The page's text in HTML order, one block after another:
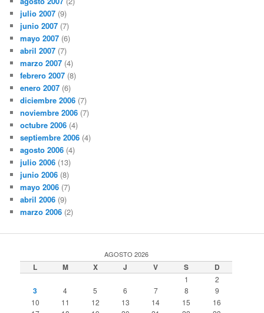
julio 2007 (9)
junio 2007 (7)
mayo 2007 (6)
abril 2007 (7)
marzo 2007 (4)
febrero 2007 (8)
enero 2007 (6)
diciembre 2006 (7)
noviembre 2006 (7)
octubre 2006 (4)
septiembre 2006 (4)
agosto 2006 (4)
julio 2006 (13)
junio 2006 (8)
mayo 2006 (7)
abril 2006 (9)
marzo 2006 (2)
AGOSTO 2026
L M X J V S D
1 2
3 4 5 6 7 8
9
10
11 12 13 14 15
16